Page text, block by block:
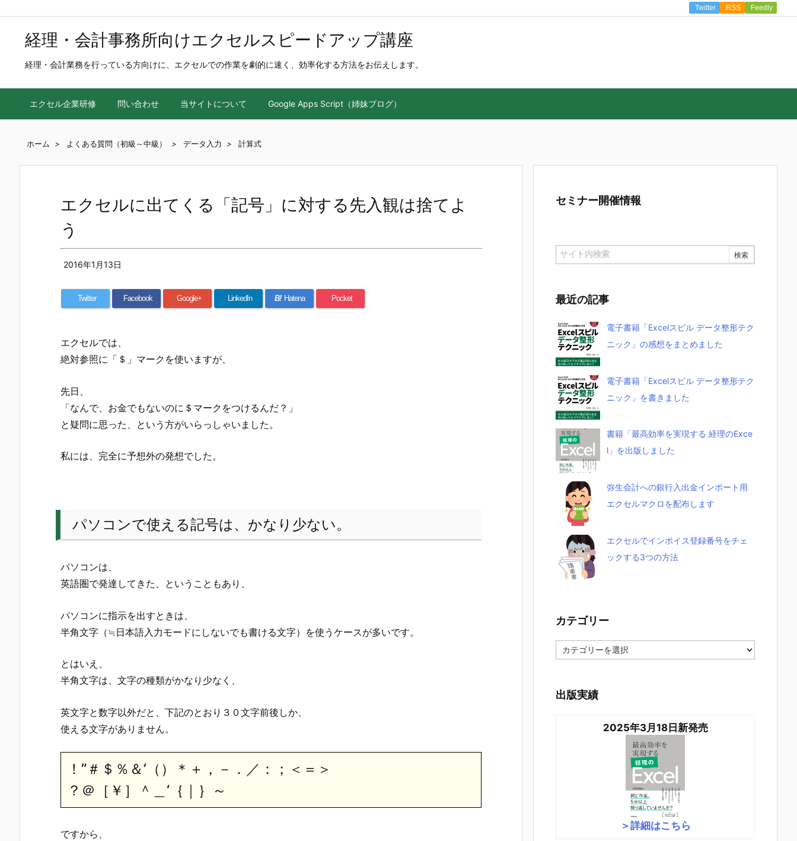
経理・会計事務所向けエクセルスピードアップ講座
経理・会計業務を行っている方向けに、エクセルでの作業を劇的に速く、効率化する方法をお伝えします。
エクセル企業研修 問い合わせ 当サイトについて Google Apps Script（姉妹ブログ）
Twitter RSS Feedly
ホーム > よくある質問（初級～中級） > データ入力 > 計算式
エクセルに出てくる「記号」に対する先入観は捨てよ
う
2016年1月13日
Twitter Facebook Google+ LinkedIn B! Hatena Pocket
エクセルでは、
絶対参照に「＄」マークを使いますが、
先日、
「なんで、お金でもないのに＄マークをつけるんだ？」
と疑問に思った、という方がいらっしゃいました。
私には、完全に予想外の発想でした。
パソコンで使える記号は、かなり少ない。
パソコンは、
英語圏で発達してきた、ということもあり、
パソコンに指示を出すときは、
半角文字（≒日本語入力モードにしないでも書ける文字）を使うケースが多いです。
とはいえ、
半角文字は、文字の種類がかなり少なく、
英文字と数字以外だと、下記のとおり３０文字前後しか、
使える文字がありません。
！”＃＄％＆’（）＊＋，－．／：；＜＝＞
？＠［￥］＾＿‘｛｜｝～
ですから、
セミナー開催情報
最近の記事
電子書籍「Excelスピル データ整形テク
ニック」の感想をまとめました
電子書籍「Excelスピル データ整形テク
ニック」を書きました
書籍「最高効率を実現する 経理のExce
l」を出版しました
弥生会計への銀行入出金インポート用
エクセルマクロを配布します
エクセルでインボイス登録番号をチェ
ックする3つの方法
カテゴリー
カ
テ
ー
出版実績
2025年3月18日新発売
＞詳細はこちら